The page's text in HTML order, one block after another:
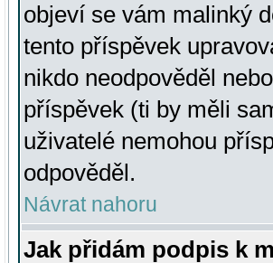
objeví se vám malinký
tento příspěvek
nikdo neodpověděl
příspěvek (ti by měli
uživatelé nemohou
odpověděl.
Návrat nahoru
Jak přidám podpis k